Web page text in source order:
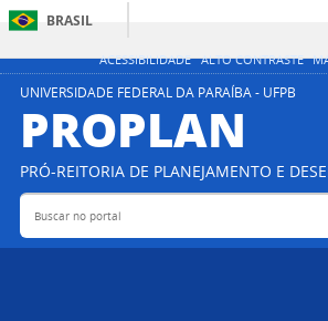
ACESSIBILIDADE ALTO CONTRASTE
BRASIL
UNIVERSIDADE FEDERAL DA PARAÍBA - UFPB
PROPLAN
PRÓ-REITORIA DE PLANEJAMENTO E
Buscar no portal